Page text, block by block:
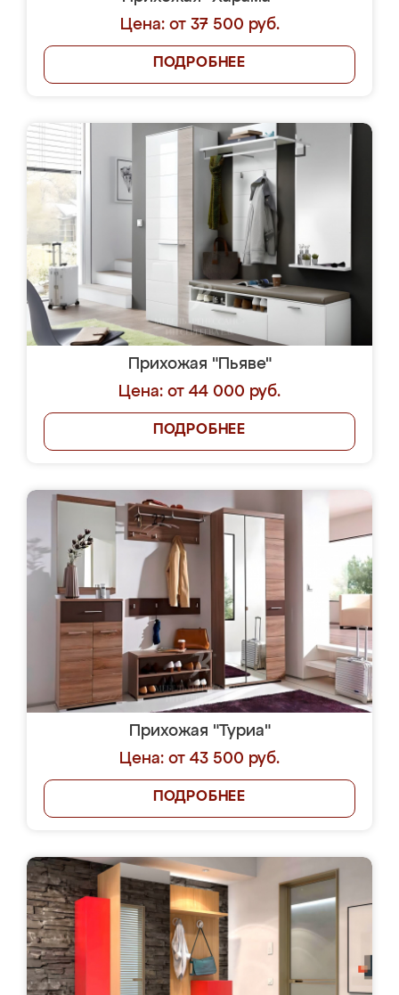
Цена: от 37 500 руб.
ПОДРОБНЕЕ
Прихожая "Пьяве"
Цена: от 44 000 руб.
ПОДРОБНЕЕ
Прихожая "Туриа"
Цена: от 43 500 руб.
ПОДРОБНЕЕ